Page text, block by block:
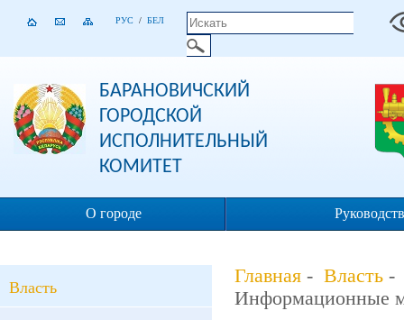
РУС / БЕЛ
БАРАНОВИЧСКИЙ
ГОРОДСКОЙ
ИСПОЛНИТЕЛЬНЫЙ
КОМИТЕТ
О городе
Власть
Главная - Власть
Информационные